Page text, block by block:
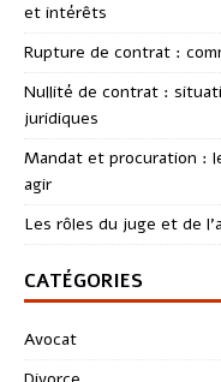
et intérêts
Rupture de contrat :
Nullité de contrat :
juridiques
Mandat et procuration :
agir
Les rôles du juge et de
CATÉGORIES
Avocat